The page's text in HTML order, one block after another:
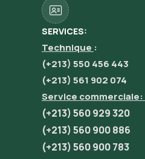
SERVICES:
Technique :
(+213) 550 456 443
(+213) 561 902 074
Service commerciale:
(+213) 560 929 320
(+213) 560 900 886
(+213) 560 900 783